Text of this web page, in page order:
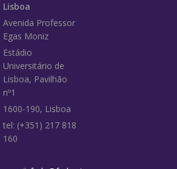
Lisboa
Avenida Professor
Egas Moniz
Estádio
Universitário de
Lisboa, Pavilhão
nº1
1600-190, Lisboa
tel: (+351) 217 818
160